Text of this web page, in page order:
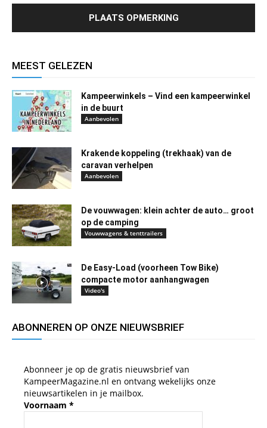
MEEST GELEZEN
Kampeerwinkels – Vind een kampeerwinkel
in de buurt
Aanbevolen
Krakende koppeling (trekhaak) van de
caravan verhelpen
Aanbevolen
De vouwwagen: klein achter de auto… groot
op de camping
Vouwwagens & tenttrailers
De Easy-Load (voorheen Tow Bike)
compacte motor aanhangwagen
Video's
ABONNEREN OP ONZE NIEUWSBRIEF
Abonneer je op de gratis nieuwsbrief van
KampeerMagazine.nl en ontvang wekelijks onze
nieuwsartikelen in je mailbox.
Voornaam *